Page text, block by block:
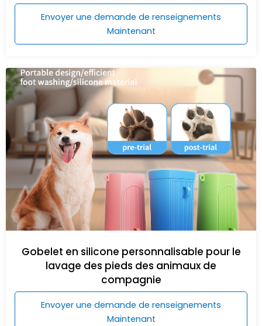
Envoyer une demande de renseignements
Maintenant
Gobelet en silicone personnalisable pour le
lavage des pieds des animaux de
compagnie
Envoyer une demande de renseignements
Maintenant